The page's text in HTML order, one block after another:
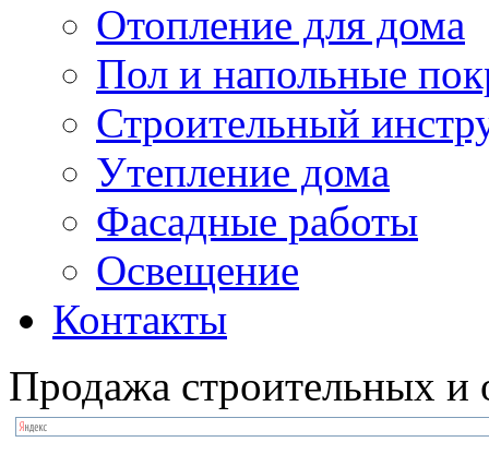
Отопление для дома
Пол и напольные
Строительный
Утепление дома
Фасадные работы
Освещение
Контакты
Продажа строительных и